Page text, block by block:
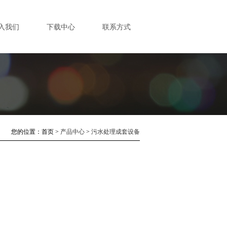
我们 下载中心 联系方式
您的位置： 首页 > 产品中心 > 污水处理成套设备